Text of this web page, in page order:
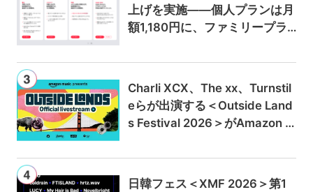
上げを実施——個人プランは月
額1,180円に、ファミリープラ
Charli XCX、The xx、Turnstil
eらが出演する＜Outside Land
s Festival 2026＞がAmazon M
ブ配信
日韓フェス＜XMF 2026＞第1